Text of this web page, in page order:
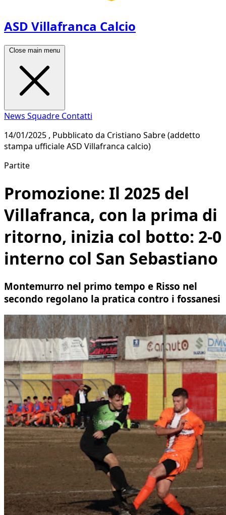
ASD Villafranca Calcio
Close main menu
News Squadre Contatti
14/01/2025 , Pubblicato da Cristiano Sabre (addetto
stampa ufficiale ASD Villafranca calcio)
Partite
Promozione: Il 2025 del
Villafranca, con la prima di
ritorno, inizia col botto: 2-0
interno col San Sebastiano
Montemurro nel primo tempo e Risso nel
secondo regolano la pratica contro i fossanesi